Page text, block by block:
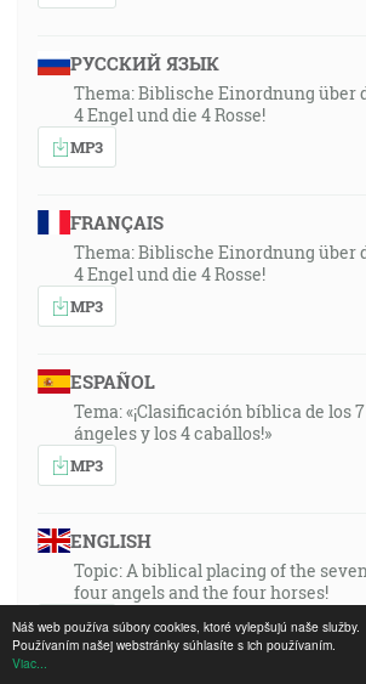
Náš web používa súbory cookies, ktoré vylepšujú naše služby.
Používaním našej webstránky súhlasíte s ich používaním.
Viac...
РУССКИЙ ЯЗЫК
Thema: Biblische Einordnung über
4 Engel und die 4 Rosse!
MP3
FRANÇAIS
Thema: Biblische Einordnung über
4 Engel und die 4 Rosse!
MP3
ESPAÑOL
Tema: «¡Clasificación bíblica de los
ángeles y los 4 caballos!»
MP3
ENGLISH
Topic: A biblical placing of the
four angels and the four horses!
MP3